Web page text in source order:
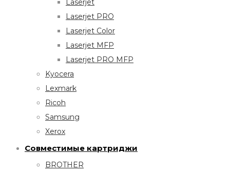
Laserjet
Laserjet PRO
Laserjet Color
Laserjet MFP
Laserjet PRO MFP
Kyocera
Lexmark
Ricoh
Samsung
Xerox
Совместимые картриджи
BROTHER